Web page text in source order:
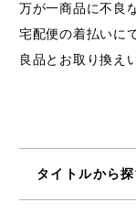
万が一商品に不良
宅配便の着払いに
良品とお取り換え
タイトルから